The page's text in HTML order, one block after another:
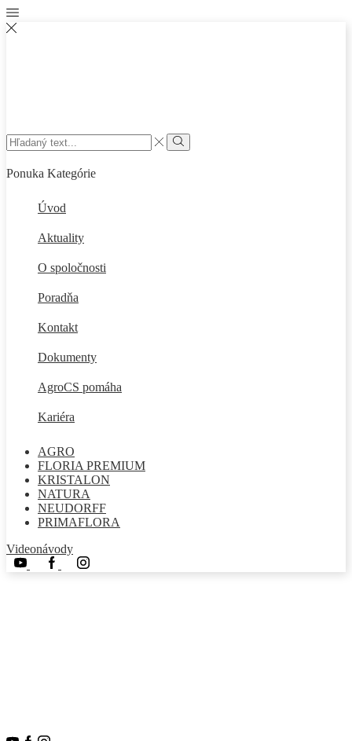
Search
input
Vyhľadať
Ponuka Kategórie
Úvod
Aktuality
O spoločnosti
Poradňa
Kontakt
Dokumenty
AgroCS pomáha
Kariéra
AGRO
FLORIA PREMIUM
KRISTALON
NATURA
NEUDORFF
PRIMAFLORA
Videonávody
YoutubeFacebookInstagram